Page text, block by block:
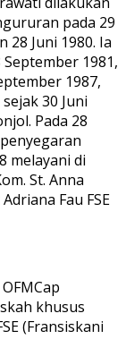
pada 29
28 Juni 1980. Ia
1981,
1987,
30 Juni
Pada 28
melayani di
St. Anna
Fau FSE
khusus
(Fransiskani